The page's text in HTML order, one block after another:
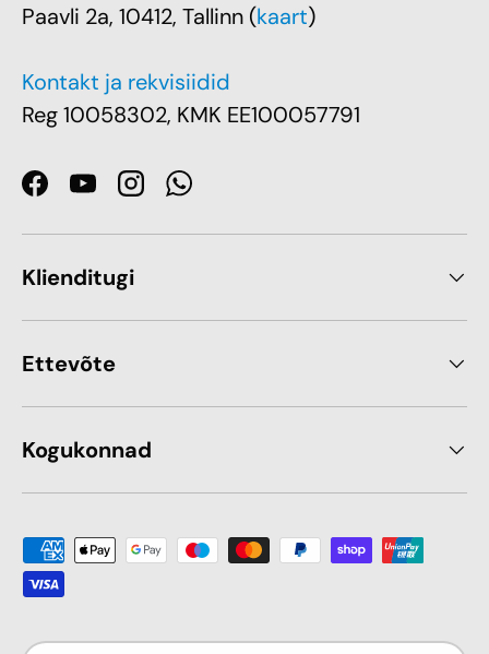
Paavli 2a, 10412, Tallinn (kaart)
Kontakt ja rekvisiidid
Reg 10058302, KMK EE100057791
Facebook
YouTubeInstagramWhatsApp
Klienditugi
Ettevõte
Kogukonnad
Makseviis sobib